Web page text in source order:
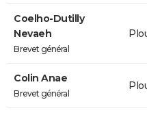
Coelho-Dutilly
Nevaeh
Brevet général
Colin Anae
Brevet général